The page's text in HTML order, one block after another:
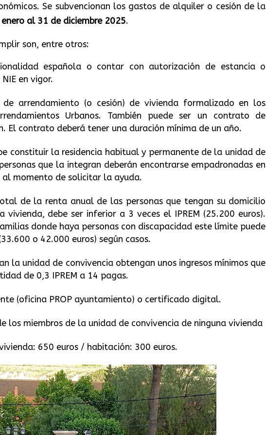
Se subvencionan los gastos de alquiler o cesión de la
al 31 de diciembre 2025.
son, entre otros:
española o contar con autorización de estancia o
en vigor.
arrendamiento (o cesión) de vivienda formalizado en los
Urbanos. También puede ser un contrato de
El contrato deberá tener una duración mínima de un año.
constituir la residencia habitual y permanente de la unidad de
que la integran deberán encontrarse empadronadas en
momento de solicitar la ayuda.
de la renta anual de las personas que tengan su domicilio
vivienda, debe ser inferior a 3 veces el IPREM (25.200 euros).
donde haya personas con discapacidad este límite puede
o 42.000 euros) según casos.
la unidad de convivencia obtengan unos ingresos mínimos que
de 0,3 IPREM a 14 pagas.
(oficina PROP ayuntamiento) o certificado digital.
los miembros de la unidad de convivencia de ninguna vivienda
650 euros / habitación: 300 euros.